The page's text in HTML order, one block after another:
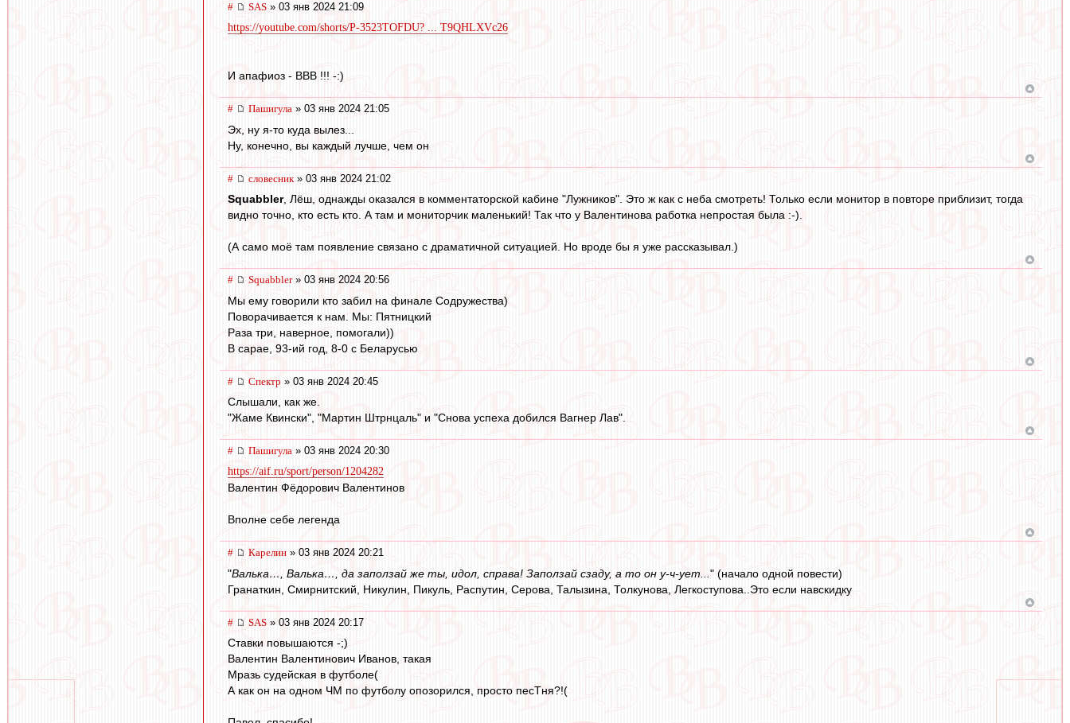
# SAS » 03 янв 2024 21:09
https://youtube.com/shorts/P-3523TOFDU? ... T9QHLXVc26
И апафиоз - ВВВ !!! -:)
# Пашигула » 03 янв 2024 21:05
Эх, ну я-то куда вылез...
Ну, конечно, вы каждый лучше, чем он
# словесник » 03 янв 2024 21:02
Squabbler, Лёш, однажды оказался в комментаторской кабине "Лужников". Это ж как с неба смотреть! Только если монитор в повторе приблизит, тогда
видно точно, кто есть кто. А там и мониторчик маленький! Так что у Валентинова работка непростая была :-).
(А само моё там появление связано с драматичной ситуацией. Но вроде бы я уже рассказывал.)
# Squabbler» 03 янв 2024 20:56
Мы ему говорили кто забил на финале Содружества)
Поворачивается к нам. Мы: Пятницкий
Раза три, наверное, помогали))
В сарае, 93-ий год, 8-0 с Беларусью
# Спектр » 03 янв 2024 20:45
Слышали, как же.
"Жаме Квински", "Мартин Штрнцаль" и "Снова успеха добился Вагнер Лав".
# Пашигула » 03 янв 2024 20:30
https://aif.ru/sport/person/1204282
Валентин Фёдорович Валентинов
Вполне себе легенда
# Карелин » 03 янв 2024 20:21
"Валька…, Валька…, да заползай же ты, идол, справа! Заползай сзаду, а то он у-ч-ует... " (начало одной повести)
Гранаткин, Смирнитский, Никулин, Пикуль, Распутин, Серова, Талызина, Толкунова, Легкоступова..Это если навскидку
# SAS » 03 янв 2024 20:17
Ставки повышаются -;)
Валентин Валентинович Иванов, такая
Мразь судейская в футболе(
А как он на одном ЧМ по футболу опозорился, просто песТня?!(